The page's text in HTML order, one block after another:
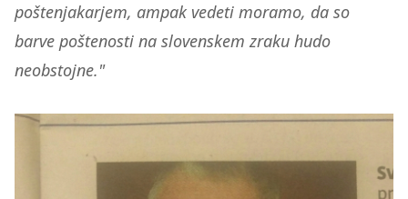
poštenjakarjem, ampak vedeti moramo, da so
barve poštenosti na slovenskem zraku hudo
neobstojne."